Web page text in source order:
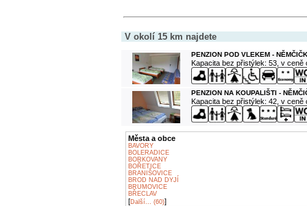
V okolí 15 km najdete
PENZION POD VLEKEM -
Kapacita bez přistýlek: 53, v ceně
PENZION NA KOUPALIŠTI -
Kapacita bez přistýlek: 42, v ceně
Města a obce
BAVORY
BOLERADICE
BORKOVANY
BOŘETICE
BRANIŠOVICE
BROD NAD DYJÍ
BRUMOVICE
BŘECLAV
[Další... (60)]